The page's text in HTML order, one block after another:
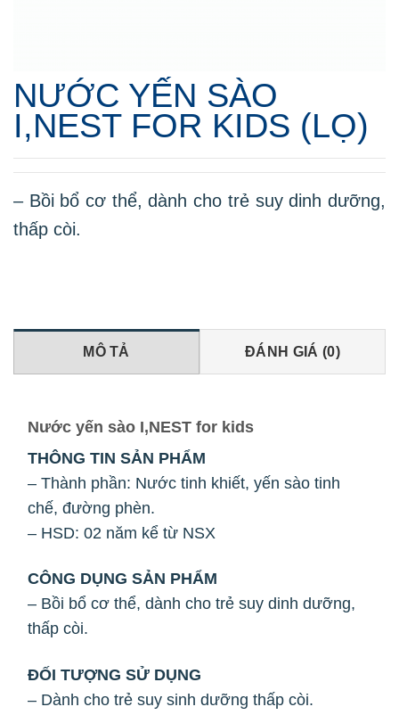
NƯỚC YẾN SÀO
I,NEST FOR KIDS (LỌ)
– Bồi bổ cơ thể, dành cho trẻ suy dinh dưỡng,
thấp còi.
MÔ TẢ ĐÁNH GIÁ (0)
Nước yến sào I,NEST for kids
THÔNG TIN SẢN PHẨM
– Thành phần: Nước tinh khiết, yến sào tinh
chế, đường phèn.
– HSD: 02 năm kể từ NSX
CÔNG DỤNG SẢN PHẨM
– Bồi bổ cơ thể, dành cho trẻ suy dinh dưỡng,
thấp còi.
ĐỐI TƯỢNG SỬ DỤNG
– Dành cho trẻ suy sinh dưỡng thấp còi.